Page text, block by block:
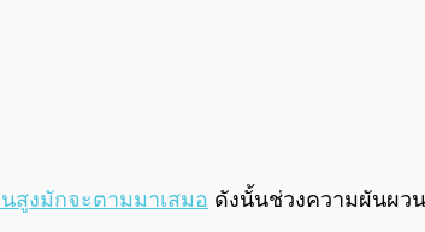
สูงมักจะตามมาเสมอ ดังนั้นช่วงความผันผวน